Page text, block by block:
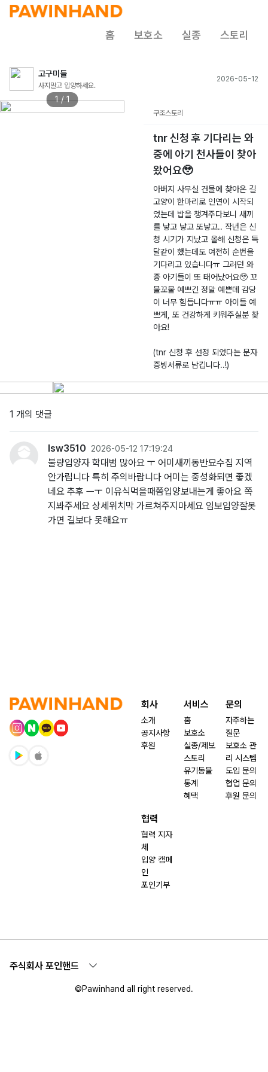
홈 보호소 실종 스토리
고구미들
사지말고 입양하세요.
2026-05-12
1 / 1
구조스토리
tnr 신청 후 기다리는 와
중에 아기 천사들이 찾아
왔어요🥹
아버지 사무실 건물에 찾아온 길
고양이 한마리로 인연이 시작되
었는데 밥을 챙겨주다보니 새끼
를 낳고 낳고 또낳고.. 작년은 신
청 시기가 지났고 올해 신청은 득
달같이 했는데도 여전히 순번을
기다리고 있습니다ㅠ 그러던 와
중 아기들이 또 태어났어요🥹 꼬
물꼬물 예쁘긴 정말 예쁜데 감당
이 너무 힘듭니다ㅠㅠ 아이들 예
쁘게, 또 건강하게 키워주실분 찾
아요!
(tnr 신청 후 선정 되었다는 문자
증빙서류로 남깁니다..!)
1 개의 댓글
lsw3510 2026-05-12 17:19:24
불량입양자 학대범 많아요 ㅜ 어미새끼동반묘수집 지역
안가립니다 특히 주의바랍니다 어미는 중성화되면 좋겠
네요 추후 ㅡㅜ 이유식먹을때쯤입양보내는게 좋아요 쪽
지봐주세요 상세위치막 가르쳐주지마세요 임보입양잘못
가면 길보다 못해요ㅠ
회사
소개
공지사항
후원
서비스
홈
보호소
실종/제보
스토리
유기동물
통계
혜택
문의
자주하는
질문
보호소 관
리 시스템
도입 문의
협업 문의
후원 문의
협력
협력 지자
체
입양 캠페
인
포인기부
주식회사 포인핸드
©Pawinhand all right reserved.